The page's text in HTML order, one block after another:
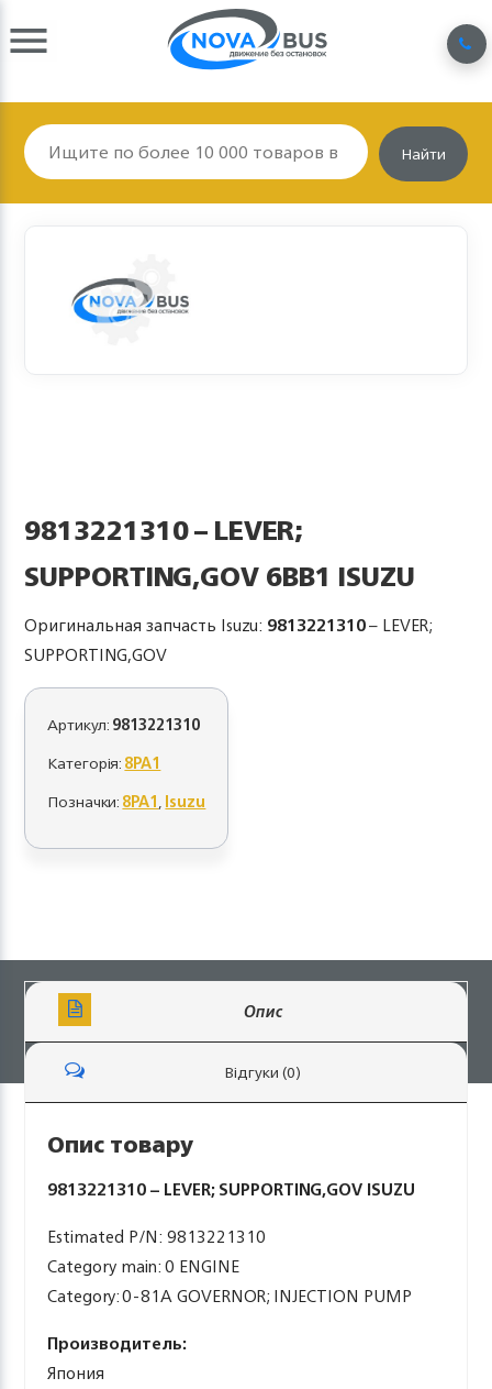
Найти
9813221310 – LEVER;
SUPPORTING,GOV 6BB1 ISUZU
Оригинальная запчасть Isuzu: 9813221310– LEVER;
SUPPORTING,GOV
Артикул:9813221310
Категорія:8PA1
Позначки:8PA1,Isuzu
Опис
Відгуки (0)
Опис товару
9813221310 – LEVER; SUPPORTING,GOV ISUZU
Estimated P/N: 9813221310
Category main: 0 ENGINE
Category: 0-81A GOVERNOR; INJECTION PUMP
Производитель:
Япония